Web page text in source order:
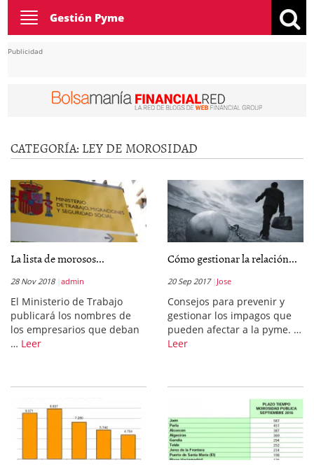
Toggle
navigation
Gestión Pyme
Publicidad
CATEGORÍA: LEY DE MOROSIDAD
La lista de morosos...
28 Nov 2018 admin
El Ministerio de Trabajo
publicará los nombres de
los empresarios que deban
… Leer
Cómo gestionar la relación...
20 Sep 2017 Jose
Consejos para prevenir y
gestionar los impagos que
pueden afectar a la pyme. …
Leer